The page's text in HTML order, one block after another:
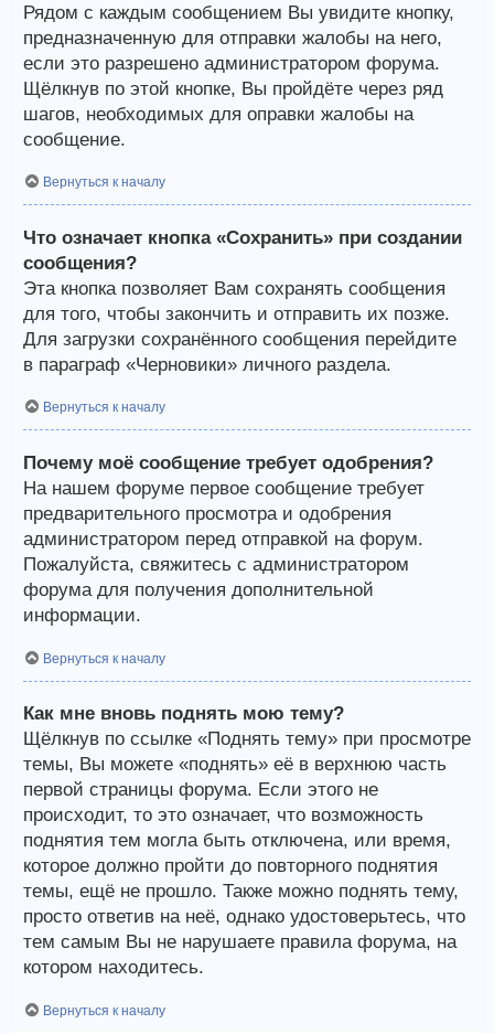
Рядом с каждым сообщением Вы увидите кнопку,
предназначенную для отправки жалобы на него,
если это разрешено администратором форума.
Щёлкнув по этой кнопке, Вы пройдёте через ряд
шагов, необходимых для оправки жалобы на
сообщение.
Вернуться к началу
Что означает кнопка «Сохранить» при создании
сообщения?
Эта кнопка позволяет Вам сохранять сообщения
для того, чтобы закончить и отправить их позже.
Для загрузки сохранённого сообщения перейдите
в параграф «Черновики» личного раздела.
Вернуться к началу
Почему моё сообщение требует одобрения?
На нашем форуме первое сообщение требует
предварительного просмотра и одобрения
администратором перед отправкой на форум.
Пожалуйста, свяжитесь с администратором
форума для получения дополнительной
информации.
Вернуться к началу
Как мне вновь поднять мою тему?
Щёлкнув по ссылке «Поднять тему» при просмотре
темы, Вы можете «поднять» её в верхнюю часть
первой страницы форума. Если этого не
происходит, то это означает, что возможность
поднятия тем могла быть отключена, или время,
которое должно пройти до повторного поднятия
темы, ещё не прошло. Также можно поднять тему,
просто ответив на неё, однако удостоверьтесь, что
тем самым Вы не нарушаете правила форума, на
котором находитесь.
Вернуться к началу